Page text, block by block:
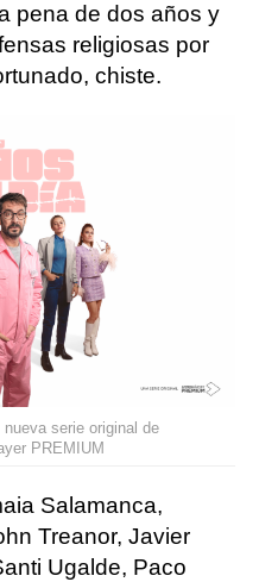
pena de dos años y
religiosas por
chiste.
nueva serie original de
PREMIUM
Salamanca,
Treanor, Javier
Ugalde, Paco